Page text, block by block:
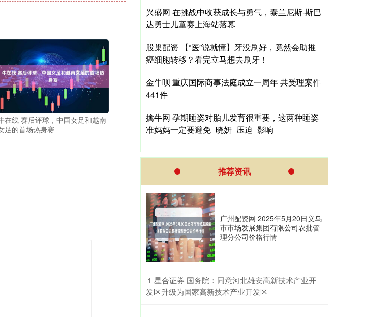
在线 赛后评球，中国女足和越南
足的首场热身赛
兴盛网 在挑战中收获成长与勇气，泰兰尼斯-斯巴
达勇士儿童赛上海站落幕
股巢配资 【“医”说就懂】牙没刷好，竟然会助推
癌细胞转移？看完立马想去刷牙！
金牛呗 重庆国际商事法庭成立一周年 共受理案件
441件
擒牛网 孕期睡姿对胎儿发育很重要，这两种睡姿
准妈妈一定要避免_晓妍_压迫_影响
推荐资讯
广州配资网 2025年5月20日义乌
市市场发展集团有限公司农批管
理分公司价格行情
1 ​星合证券 国务院：同意河北雄安高新技术产业开
发区升级为国家高新技术产业开发区